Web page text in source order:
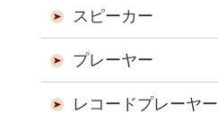
スピーカー
プレーヤー
レコードプレーヤー